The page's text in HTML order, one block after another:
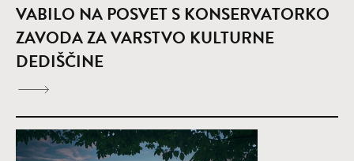
VABILO NA POSVET S KONSERVATORKO
ZAVODA ZA VARSTVO KULTURNE
DEDIŠČINE